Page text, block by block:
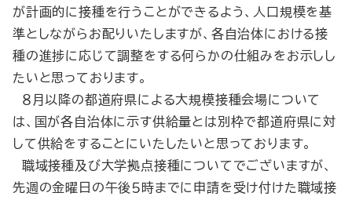
が計画的に接種を行うことができるよう、人口規模を基
準としながらお配りいたしますが、各自治体における接
種の進捗に応じて調整をする何らかの仕組みをお示しし
たいと思っております。
８月以降の都道府県による大規模接種会場について
は、国が各自治体に示す供給量とは別枠で都道府県に対
して供給をすることにいたしたいと思っております。
職域接種及び大学拠点接種についてでございますが、
先週の金曜日の午後５時までに申請を受け付けた職域接